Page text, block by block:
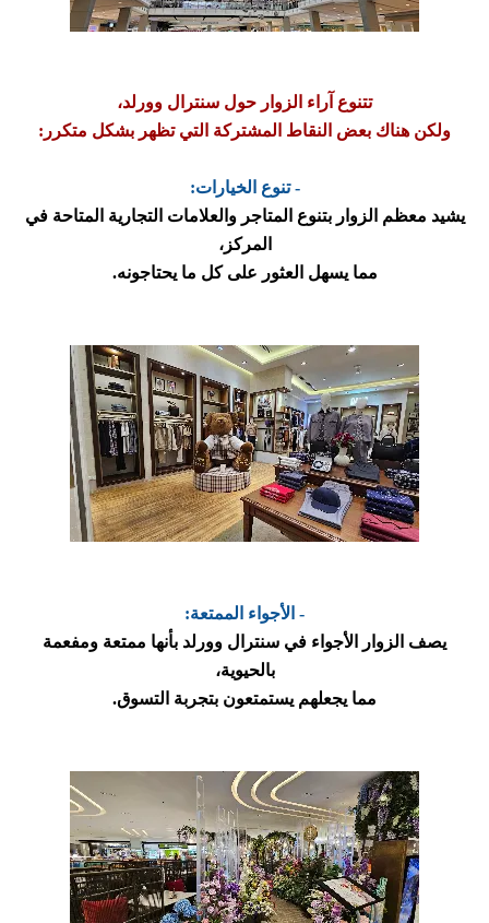
تتنوع آراء الزوار حول سنترال وورلد،
ولكن هناك بعض النقاط المشتركة التي تظهر بشكل متكرر:
- تنوع الخيارات:
يشيد معظم الزوار بتنوع المتاجر والعلامات التجارية المتاحة في
المركز،
مما يسهل العثور على كل ما يحتاجونه.
- الأجواء الممتعة:
يصف الزوار الأجواء في سنترال وورلد بأنها ممتعة ومفعمة
بالحيوية،
مما يجعلهم يستمتعون بتجربة التسوق.